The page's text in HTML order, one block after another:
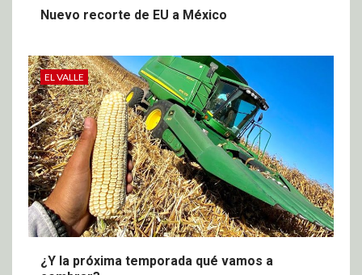
Nuevo recorte de EU a México
EL VALLE
¿Y la próxima temporada qué vamos a